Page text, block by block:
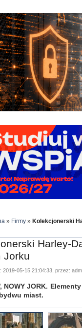
» Firmy » Kolekcjonerski
Harley-
Jorku
2019-05-15 21:04:33, przez:
NOWY JORK.
miast.